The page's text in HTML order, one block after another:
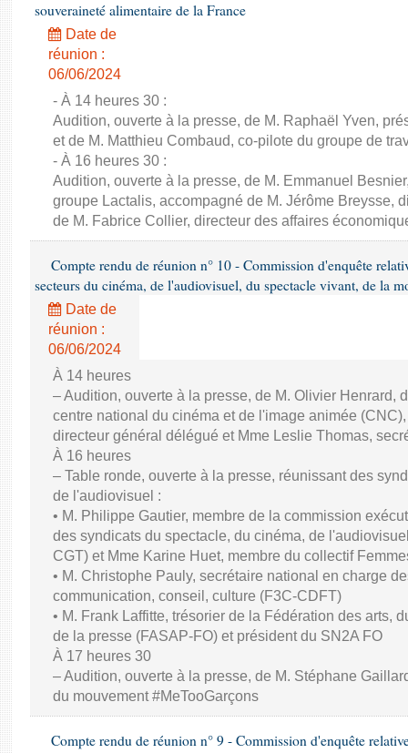
souveraineté alimentaire de la France
Date de
réunion :
06/06/2024
- À 14 heures 30 :
Audition, ouverte à la presse, de M. Raphaël Yven,
et de M. Matthieu Combaud, co-pilote du groupe de
- À 16 heures 30 :
Audition, ouverte à la presse, de M. Emmanuel
groupe Lactalis, accompagné de M. Jérôme Breysse,
de M. Fabrice Collier, directeur des affaires
Compte rendu de réunion n° 10 - Commission d'enquête
secteurs du cinéma, de l'audiovisuel, du spectacle vivant, de la
Date de
réunion :
06/06/2024
À 14 heures
– Audition, ouverte à la presse, de M. Olivier Henrard,
centre national du cinéma et de l'image animée
directeur général délégué et Mme Leslie Thomas,
À 16 heures
– Table ronde, ouverte à la presse, réunissant des
de l'audiovisuel :
• M. Philippe Gautier, membre de la commission
des syndicats du spectacle, du cinéma, de
CGT) et Mme Karine Huet, membre du collectif
• M. Christophe Pauly, secrétaire national en charge
communication, conseil, culture (F3C-CDFT)
• M. Frank Laffitte, trésorier de la Fédération des arts,
de la presse (FASAP-FO) et président du SN2A FO
À 17 heures 30
– Audition, ouverte à la presse, de M. Stéphane
du mouvement #MeTooGarçons
Compte rendu de réunion n° 9 - Commission d'enquête